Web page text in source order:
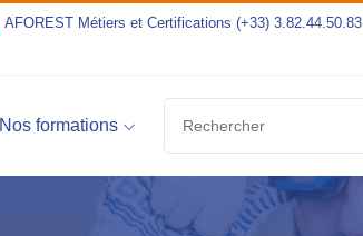
AFOREST Métiers et Certifications (+33) 3.82.44.50.83
Nos formations